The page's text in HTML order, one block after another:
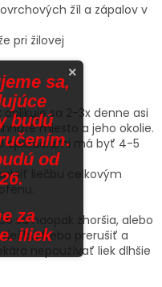
žíl a zápalov v
pri žilovej
aplikuje sa 2-3x denne asi
miesto a jeho okolie.
aplikáciami má byť 4-5
liečbu celkovým
sa naopak zhoršia, alebo
liečbu treba prerušiť a
nepoužívať liek dlhšie
×
sa,
budú
od
za
iliek